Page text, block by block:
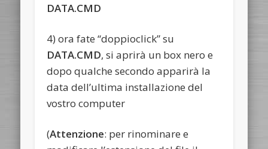
DATA.CMD
4) ora fate “doppioclick” su
DATA.CMD, si aprirà un box nero e
dopo qualche secondo apparirà la
data dell’ultima installazione del
vostro computer
(Attenzione: per rinominare e